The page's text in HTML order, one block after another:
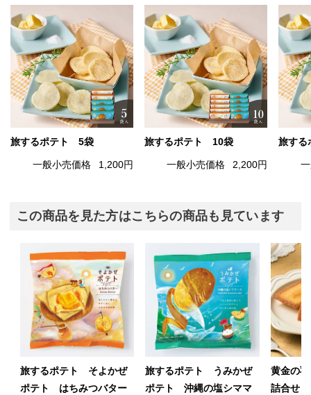
旅するポテト 5袋
一般小売価格 1,200円
旅するポテト 10袋
一般小売価格 2,200円
旅す
この商品を見た方はこちらの商品も見ています
旅するポテト そよかぜ
ポテト はちみつバター
旅するポテト うみかぜ
ポテト 沖縄の塩シママ
黄金の
詰合せ